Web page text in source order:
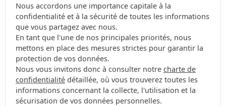
Nous accordons une importance capitale à la
confidentialité et à la sécurité de toutes les informations
que vous partagez avec nous.
En tant que l'une de nos principales priorités, nous
mettons en place des mesures strictes pour garantir la
protection de vos données.
Nous vous invitons donc à consulter notre charte de
confidentialité détaillée, où vous trouverez toutes les
informations concernant la collecte, l'utilisation et la
sécurisation de vos données personnelles.